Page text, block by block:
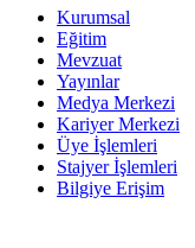
Kurumsal
Eğitim
Mevzuat
Yayınlar
Medya Merkezi
Kariyer Merkezi
Üye İşlemleri
Stajyer İşlemleri
Bilgiye Erişim